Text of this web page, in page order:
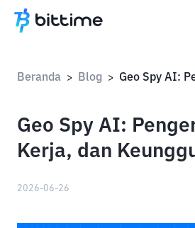
Beranda > Blog >
Geo Spy AI:
Kerja, dan
2026-06-26